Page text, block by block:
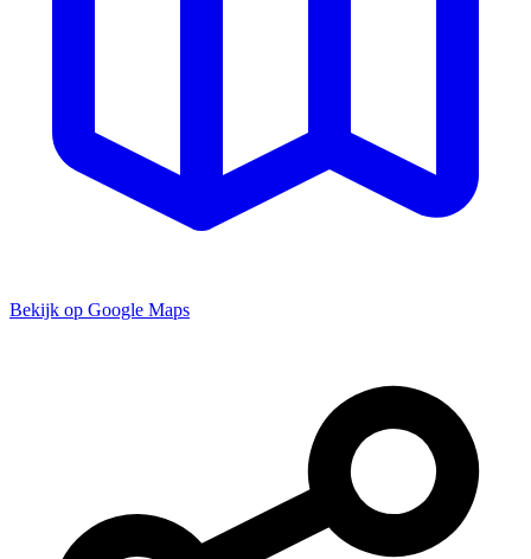
Bekijk op Google Maps